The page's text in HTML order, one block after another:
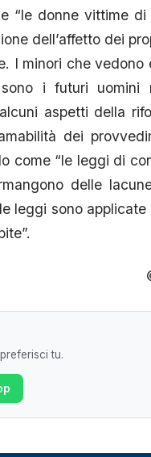
“le donne vittime
dell’affetto dei
I minori che
i futuri
aspetti della
dei
come “le leggi di
delle
leggi sono
tu.